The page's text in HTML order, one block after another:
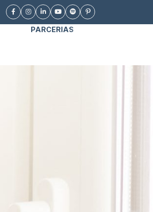
PARCERIAS